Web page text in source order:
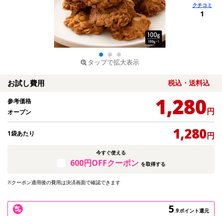
タップで拡大表示
1
お試し費用 税込・送料込
参考価格
オープン
1,280円
1袋あたり 1,280円
今すぐ使える
600円OFFクーポン を取得する
※クーポン適用後の費用は決済画面で確認できます
5.9ポイント還元